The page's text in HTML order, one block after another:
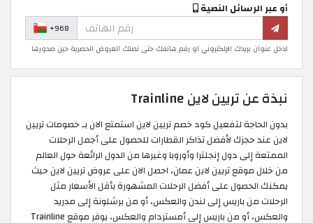
أو عبر الرسائل النصية
+968
ادخل عنوان بريدك الإلكتروني او رقم هاتفك حتى تصلك العروض الحصرية حين صدورها
نبذة عن تريين لاين Trainline
بدون الحاجة لتفعيل كود خصم تريين لاين استمتع الان بـ خصومات تريين
لاين عند حجزك لأفضل تذاكر القطارات للحصول على أجمل الرحلات
الممتعة إلى دول إنجلترا وأوروبا وغيرها من الدول الرائعة حول العالم
من خلال موقع تريين لاين عمان، احصل الان على عروض تريين لاين حيث
يمكنك الحصول على أفضل الرحلات المشهورة بأقل الأسعار مثل
الرحلات من باريس إلى لندن والعكس، أو من برشلونة إلى مدريد
والعكس، أو من باريس إلى أمستردام والعكس، يوفر موقع Trainline